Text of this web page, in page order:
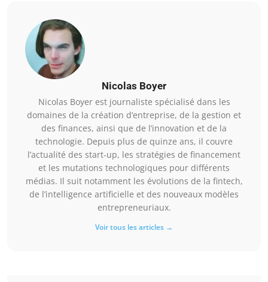
Nicolas Boyer
Nicolas Boyer est journaliste spécialisé dans les
domaines de la création d’entreprise, de la gestion et
des finances, ainsi que de l’innovation et de la
technologie. Depuis plus de quinze ans, il couvre
l’actualité des start-up, les stratégies de financement
et les mutations technologiques pour différents
médias. Il suit notamment les évolutions de la fintech,
de l’intelligence artificielle et des nouveaux modèles
entrepreneuriaux.
Voir tous les articles →